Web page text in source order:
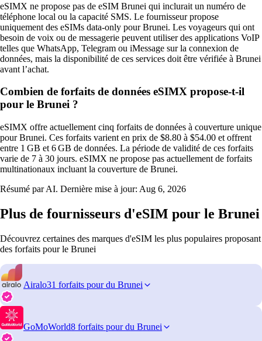
eSIMX ne propose pas de eSIM Brunei qui inclurait un numéro de
téléphone local ou la capacité SMS. Le fournisseur propose
uniquement des eSIMs data‑only pour Brunei. Les voyageurs qui ont
besoin de voix ou de messagerie peuvent utiliser des applications VoIP
telles que WhatsApp, Telegram ou iMessage sur la connexion de
données, mais la disponibilité de ces services doit être vérifiée à Brunei
avant l’achat.
Combien de forfaits de données eSIMX propose-t-il
pour le Brunei ?
eSIMX offre actuellement cinq forfaits de données à couverture unique
pour Brunei. Ces forfaits varient en prix de $8.80 à $54.00 et offrent
entre 1 GB et 6 GB de données. La période de validité de ces forfaits
varie de 7 à 30 jours. eSIMX ne propose pas actuellement de forfaits
multinationaux incluant la couverture de Brunei.
Résumé par AI. Dernière mise à jour: Aug 6, 2026
Plus de fournisseurs d'eSIM pour le Brunei
Découvrez certaines des marques d'eSIM les plus populaires proposant
des forfaits pour le Brunei
Airalo31 forfaits pour du Brunei
GoMoWorld8 forfaits pour du Brunei